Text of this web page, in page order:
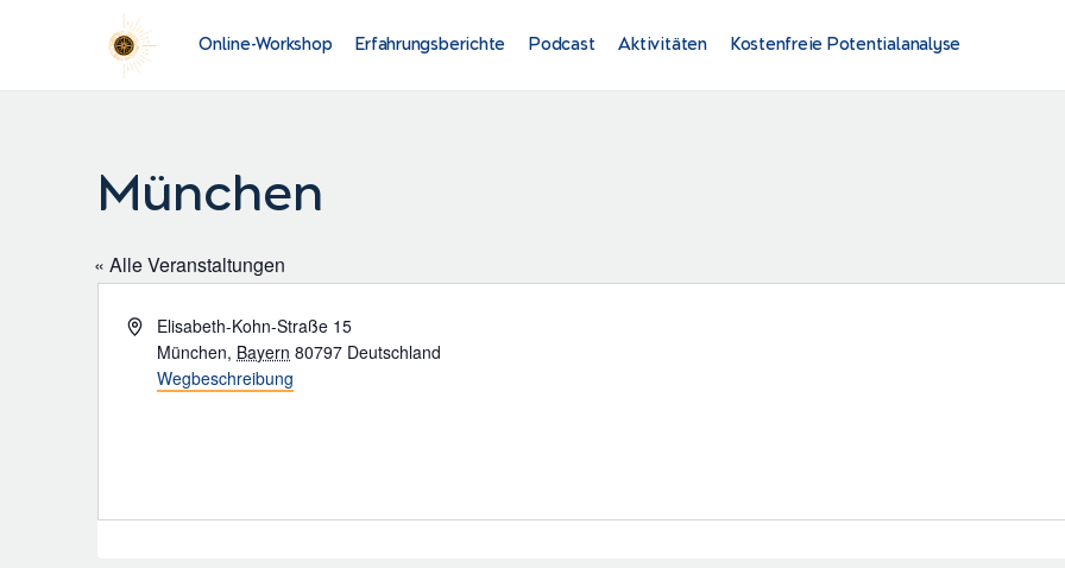
Online-Workshop Erfahrungsberichte Podcast Aktivitäten Kostenfreie Potentialanalyse
München
« Alle Veranstaltungen
AdresseElisabeth-Kohn-Straße 15
München, Bayern 80797 Deutschland
Wegbeschreibung